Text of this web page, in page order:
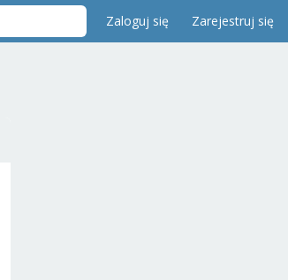
Zaloguj się Zarejestruj się